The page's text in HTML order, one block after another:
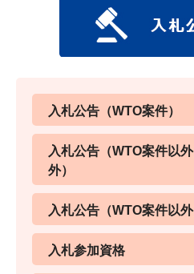
入札公告（WTO案件）
入札公告（WTO案件以
外）
入札公告（WTO案件以
入札参加資格